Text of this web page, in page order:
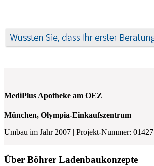
MediPlus Apotheke am OEZ
München, Olympia-Einkaufszentrum
Umbau im Jahr 2007 | Projekt-Nummer: 01427
Über Böhrer Ladenbaukonzepte